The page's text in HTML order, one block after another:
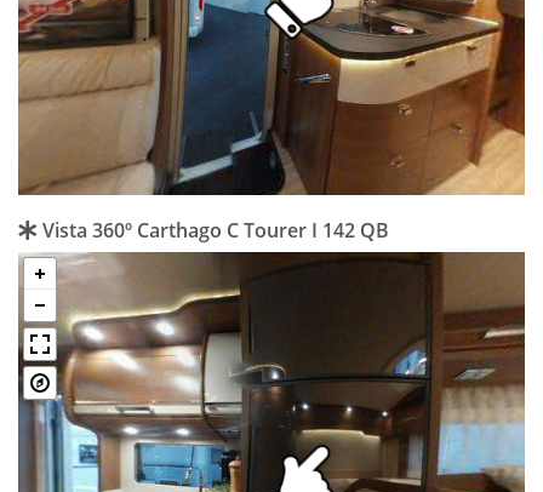
Vista 360º Carthago C Tourer I 142 QB